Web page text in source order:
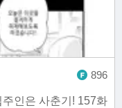
주인은 사춘기! 157화
896